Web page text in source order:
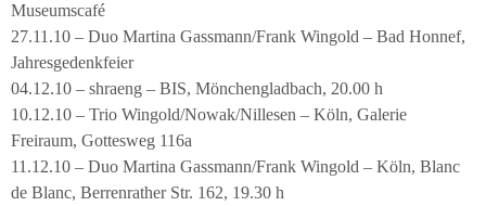
Museumscafé
27.11.10 – Duo Martina Gassmann/Frank Wingold – Bad Honnef,
Jahresgedenkfeier
04.12.10 – shraeng – BIS, Mönchengladbach, 20.00 h
10.12.10 – Trio Wingold/Nowak/Nillesen – Köln, Galerie
Freiraum, Gottesweg 116a
11.12.10 – Duo Martina Gassmann/Frank Wingold – Köln, Blanc
de Blanc, Berrenrather Str. 162, 19.30 h